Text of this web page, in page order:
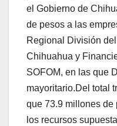
el Gobierno de
de pesos a las
Regional División
Chihuahua y
SOFOM, en las que
mayoritario.Del total
que 73.9 millones de
los recursos